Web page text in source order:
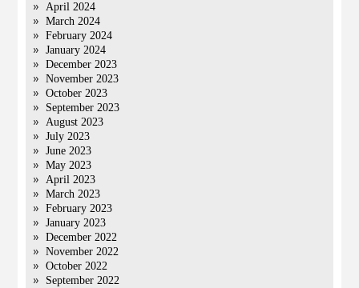
April 2024
March 2024
February 2024
January 2024
December 2023
November 2023
October 2023
September 2023
August 2023
July 2023
June 2023
May 2023
April 2023
March 2023
February 2023
January 2023
December 2022
November 2022
October 2022
September 2022